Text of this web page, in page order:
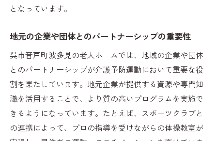
となっています。
地元の企業や団体とのパートナーシップの重要性
呉市音戸町波多見の老人ホームでは、地域の企業や団体
とのパートナーシップが介護予防運動において重要な役
割を果たしています。地元企業が提供する資源や専門知
識を活用することで、より質の高いプログラムを実施で
きるようになっています。たとえば、スポーツクラブと
の連携によって、プロの指導を受けながらの体操教室が